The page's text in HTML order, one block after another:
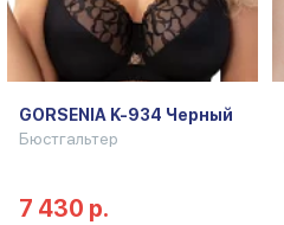
GORSENIA K-934 Черный
Бюстгальтер
7 430 р.